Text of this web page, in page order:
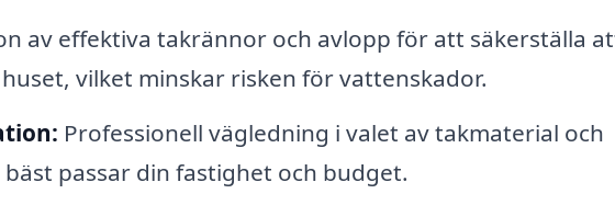
av effektiva takrännor och avlopp för att säkerställa
vilket minskar risken för vattenskador.
Professionell vägledning i valet av takmaterial och
passar din fastighet och budget.